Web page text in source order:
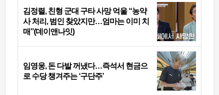
김정렬, 친형 군대 구타 사망 억울 “농약
사 처리, 범인 찾았지만…엄마는 이미 치
매”(데이앤나잇)
임영웅, 돈 다발 꺼냈다…즉석서 현금으
로 수당 챙겨주는 ‘구단주’